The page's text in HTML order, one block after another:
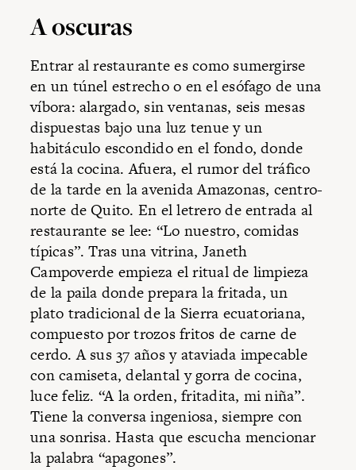
A oscuras
Entrar al restaurante es como sumergirse
en un túnel estrecho o en el esófago de una
víbora: alargado, sin ventanas, seis mesas
dispuestas bajo una luz tenue y un
habitáculo escondido en el fondo, donde
está la cocina. Afuera, el rumor del tráfico
de la tarde en la avenida Amazonas, centro-
norte de Quito. En el letrero de entrada al
restaurante se lee: “Lo nuestro, comidas
típicas”. Tras una vitrina, Janeth
Campoverde empieza el ritual de limpieza
de la paila donde prepara la fritada, un
plato tradicional de la Sierra ecuatoriana,
compuesto por trozos fritos de carne de
cerdo. A sus 37 años y ataviada impecable
con camiseta, delantal y gorra de cocina,
luce feliz. “A la orden, fritadita, mi niña”.
Tiene la conversa ingeniosa, siempre con
una sonrisa. Hasta que escucha mencionar
la palabra “apagones”.